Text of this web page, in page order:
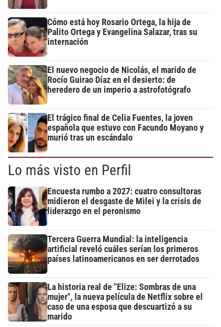
Cómo está hoy Rosario Ortega, la hija de
Palito Ortega y Evangelina Salazar, tras su
internación
El nuevo negocio de Nicolás, el marido de
Rocío Guirao Díaz en el desierto: de
heredero de un imperio a astrofotógrafo
El trágico final de Celia Fuentes, la joven
española que estuvo con Facundo Moyano y
murió tras un escándalo
Lo más visto en Perfil
Encuesta rumbo a 2027: cuatro consultoras
midieron el desgaste de Milei y la crisis de
liderazgo en el peronismo
Tercera Guerra Mundial: la inteligencia
artificial reveló cuáles serían los primeros
países latinoamericanos en ser derrotados
La historia real de "Elize: Sombras de una
mujer", la nueva película de Netflix sobre el
caso de una esposa que descuartizó a su
marido